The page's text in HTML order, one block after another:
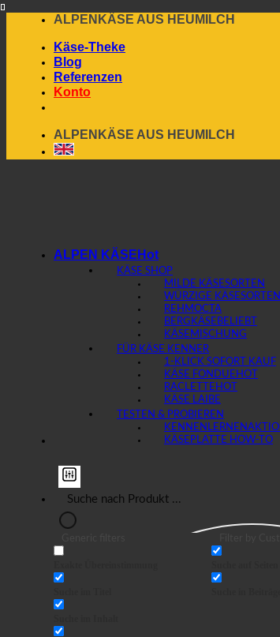
content
ALPENKÄSE AUS HEUMILCH
Käse-Theke
Blog
Referenzen
Konto
ALPENKÄSE AUS HEUMILCH
ALPEN KÄSE
KÄSE SHOP
MILDE KÄSESORTEN
WÜRZIGE KÄSESORTEN
REHMOCTA
BERGKÄSE
KÄSEMISCHUNG
FÜR KÄSE KENNER
1-KLICK SOFORT KAUF
KÄSE FONDUE
RACLETTE
KÄSE LAIBE
TESTEN & PROBIEREN
KENNENLERNEN
KÄSEPLATTE HOW-TO